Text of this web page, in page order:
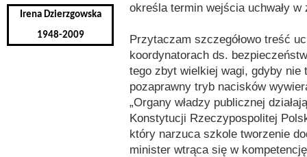
Irena Dzierzgowska
1948-2009
określa termin wejścia uchwały w
Przytaczam szczegółowo treść
koordynatorach ds.
tego zbyt wielkiej wagi, gdyby nie
pozaprawny tryb nacisków
„Organy władzy publicznej
Konstytucji Rzeczypospolitej
który narzuca szkole tworzenie
minister wtrąca się w